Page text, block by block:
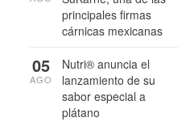
principales firmas
cárnicas mexicanas
Nutri® anuncia el
lanzamiento de su
sabor especial a
plátano
05
AGO